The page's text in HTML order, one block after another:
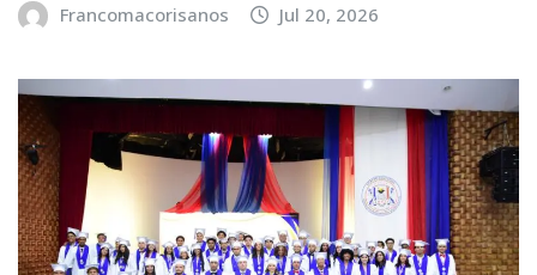
Francomacorisanos Jul 20, 2026